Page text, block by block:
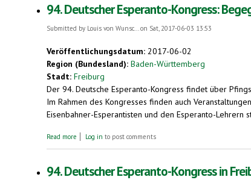
94. Deutscher Esperanto-Kongress:
Submitted by Louis von Wunsc...on Sat, 2017-06-03 13:53
Veröffentlichungsdatum: 2017-06-02
Region (Bundesland): Baden-Württemberg
Stadt: Freiburg
Der 94. Deutsche Esperanto-Kongress findet über
Im Rahmen des Kongresses finden auch
Eisenbahner-Esperantisten und den Esperanto-Lehrern
Read more about 94. Deutscher Esperanto-Kongress: Begegnung
Log in to post comments
94. Deutscher Esperanto-Kongress in